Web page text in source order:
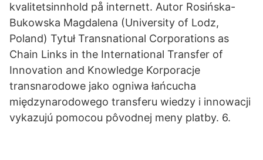
kvalitetsinnhold på internett. Autor Rosińska-
Bukowska Magdalena (University of Lodz,
Poland) Tytuł Transnational Corporations as
Chain Links in the International Transfer of
Innovation and Knowledge Korporacje
transnarodowe jako ogniwa łańcucha
międzynarodowego transferu wiedzy i innowacji
vykazujú pomocou pôvodnej meny platby. 6.